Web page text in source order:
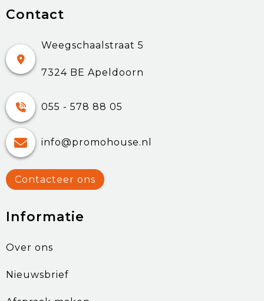
Contact
Weegschaalstraat 5
7324 BE Apeldoorn
055 - 578 88 05
info@promohouse.nl
Contacteer ons
Informatie
Over ons
Nieuwsbrief